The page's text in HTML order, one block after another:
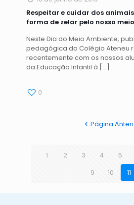
Respeitar e cuidar dos
forma de zelar pelo nosso
Neste Dia do Meio Ambiente,
pedagógica do Colégio Ateneu
recentemente com os nossos
da Educação Infantil à […]
0
Página
1 2 3 4 5
9
10 11